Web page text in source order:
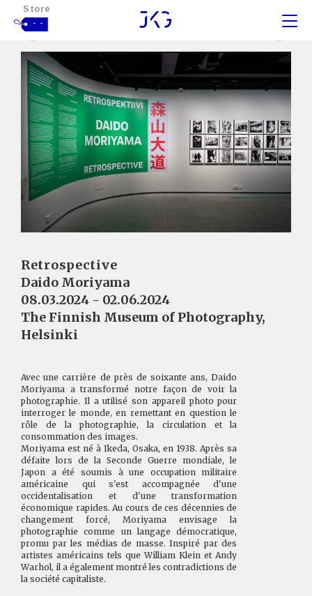
Store
- -
Retrospective
Daido Moriyama
08.03.2024 - 02.06.2024
The Finnish Museum of Photography,
Helsinki
Avec une carrière de près de soixante ans, Daido
Moriyama a transformé notre façon de voir la
photographie. Il a utilisé son appareil photo pour
interroger le monde, en remettant en question le
rôle de la photographie, la circulation et la
consommation des images.
Moriyama est né à Ikeda, Osaka, en 1938. Après sa
défaite lors de la Seconde Guerre mondiale, le
Japon a été soumis à une occupation militaire
américaine qui s'est accompagnée d'une
occidentalisation et d'une transformation
économique rapides. Au cours de ces décennies de
changement forcé, Moriyama envisage la
photographie comme un langage démocratique,
promu par les médias de masse. Inspiré par des
artistes américains tels que William Klein et Andy
Warhol, il a également montré les contradictions de
la société capitaliste.